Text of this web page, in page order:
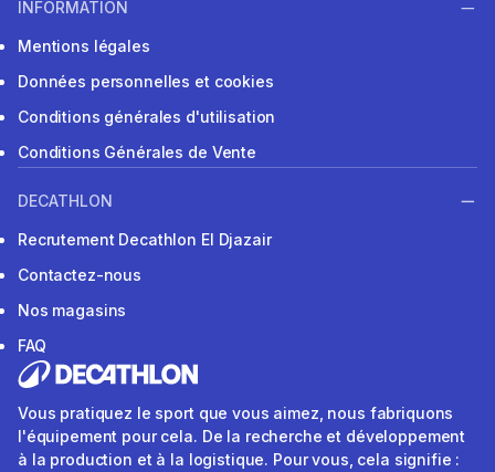
INFORMATION
Mentions légales
Données personnelles et cookies
Conditions générales d'utilisation
Conditions Générales de Vente
DECATHLON
Recrutement Decathlon El Djazair
Contactez-nous
Nos magasins
FAQ
Vous pratiquez le sport que vous aimez, nous fabriquons
l'équipement pour cela. De la recherche et développement
à la production et à la logistique. Pour vous, cela signifie :